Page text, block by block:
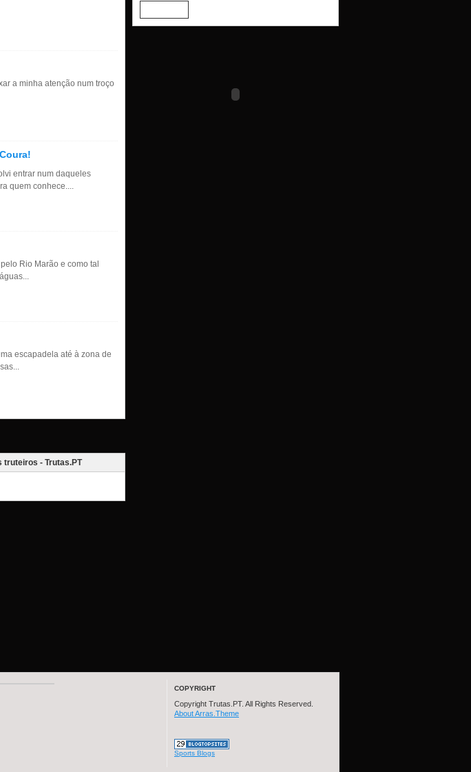
a minha atenção num troço
entrar num daqueles
quem conhece....
Rio Marão e como tal
escapadela até à zona de
truteiros - Trutas.PT
COPYRIGHT
Copyright Trutas.PT. All Rights Reserved.
About Arras.Theme
Sports Blogs